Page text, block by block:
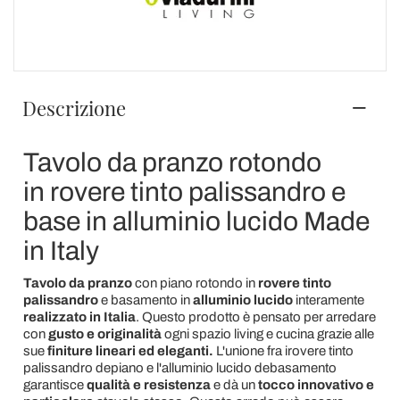
Descrizione
Tavolo da pranzo rotondo
in rovere tinto palissandro e
base in alluminio lucido Made
in Italy
Tavolo da pranzocon piano rotondo in rovere tinto
palissandroe basamento inalluminio lucidointeramente
realizzato in Italia. Questo prodotto è pensato per arredare
congusto e originalitàogni spazio living e cucina grazie alle
suefiniture lineari ed eleganti. L'unione fra irovere tinto
palissandro depiano e l'alluminio lucido debasamento
garantiscequalità e resistenzae dà untocco innovativo e